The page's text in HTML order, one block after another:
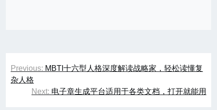
文
章
Previous: MBTI十六型人格深度解读战略家，轻松读懂复
杂人格
Next: 电子章生成平台适用于各类文档，打开就能用